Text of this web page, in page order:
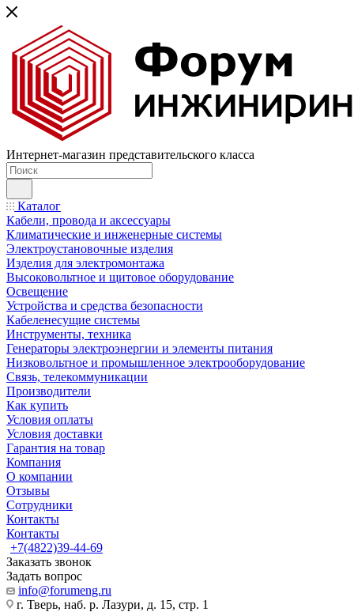
Интернет-магазин представительского класса
Каталог
Кабели, провода и аксессуары
Климатические и инженерные системы
Электроустановочные изделия
Изделия для электромонтажа
Высоковольтное и щитовое оборудование
Освещение
Устройства и средства безопасности
Кабеленесущие системы
Инструменты, техника
Генераторы электроэнергии и элементы питания
Низковольтное и промышленное электрооборудование
Связь, телекоммуникации
Производители
Как купить
Условия оплаты
Условия доставки
Гарантия на товар
Компания
О компании
Отзывы
Сотрудники
Контакты
Контакты
+7(4822)39-44-69
Заказать звонок
Задать вопрос
info@forumeng.ru
г. Тверь, наб. р. Лазури, д. 15, стр. 1